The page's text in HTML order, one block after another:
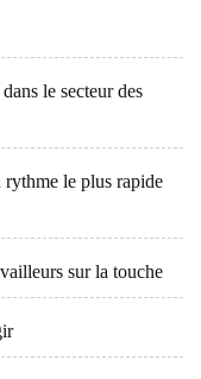
le secteur des
rythme le plus rapide
sur la touche